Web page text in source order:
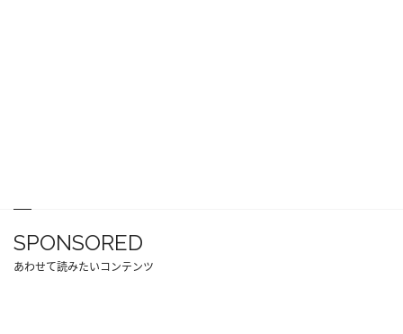
SPONSORED
あわせて読みたいコンテンツ